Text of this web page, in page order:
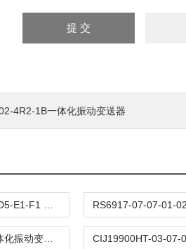
4R2-1B一体化振动变送器